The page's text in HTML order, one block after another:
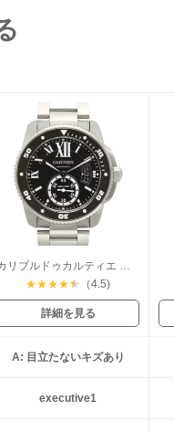
カリブルドゥカルティエ ダイバー
★★★★★ （4.5)
詳細を見る
A: 目立たないキズあり
executive1